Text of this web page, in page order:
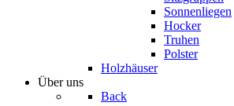
Sonnenliegen
Hocker
Truhen
Polster
Holzhäuser
Über uns
Back